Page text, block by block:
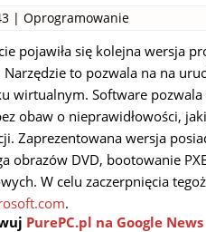
| Oprogramowanie
pojawiła się kolejna wersja
to pozwala na na
wirtualnym. Software pozwala
obaw o nieprawidłowości,
Zaprezentowana wersja
obrazów DVD, bootowanie
W celu zaczerpnięcia
.
PurePC.pl na Google News